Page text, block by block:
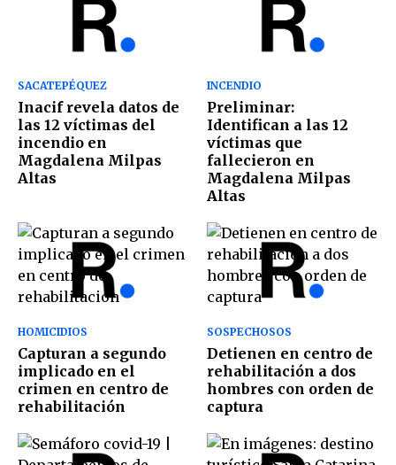
SACATEPÉQUEZ
Inacif revela datos de
las 12 víctimas del
incendio en
Magdalena Milpas
Altas
INCENDIO
Preliminar:
Identifican a las 12
víctimas que
fallecieron en
Magdalena Milpas
Altas
HOMICIDIOS
Capturan a segundo
implicado en el
crimen en centro de
rehabilitación
SOSPECHOSOS
Detienen en centro de
rehabilitación a dos
hombres con orden de
captura